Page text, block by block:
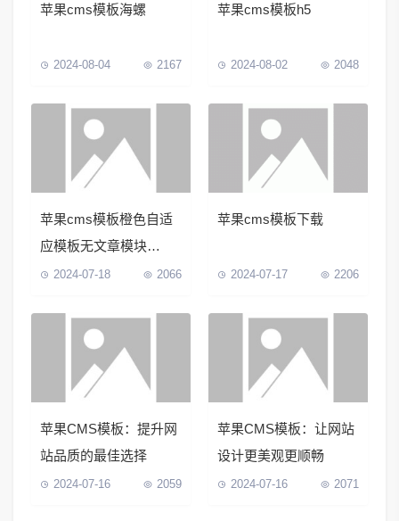
苹果cms模板海螺
2024-08-04 2167
苹果cms模板h5
2024-08-02 2048
苹果cms模板橙色自适
应模板无文章模块
PC+H5
2024-07-18 2066
苹果cms模板下载
2024-07-17 2206
苹果CMS模板：提升网
站品质的最佳选择
2024-07-16 2059
苹果CMS模板：让网站
设计更美观更顺畅
2024-07-16 2071